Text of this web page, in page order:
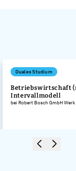
Duales Studium
Betriebswirtschaft
Intervallmodell
bei Robert Bosch GmbH